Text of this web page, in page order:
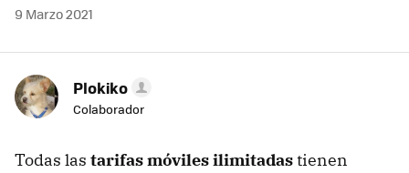
9 Marzo 2021
Plokiko
Colaborador
Todas las tarifas móviles ilimitadastienen